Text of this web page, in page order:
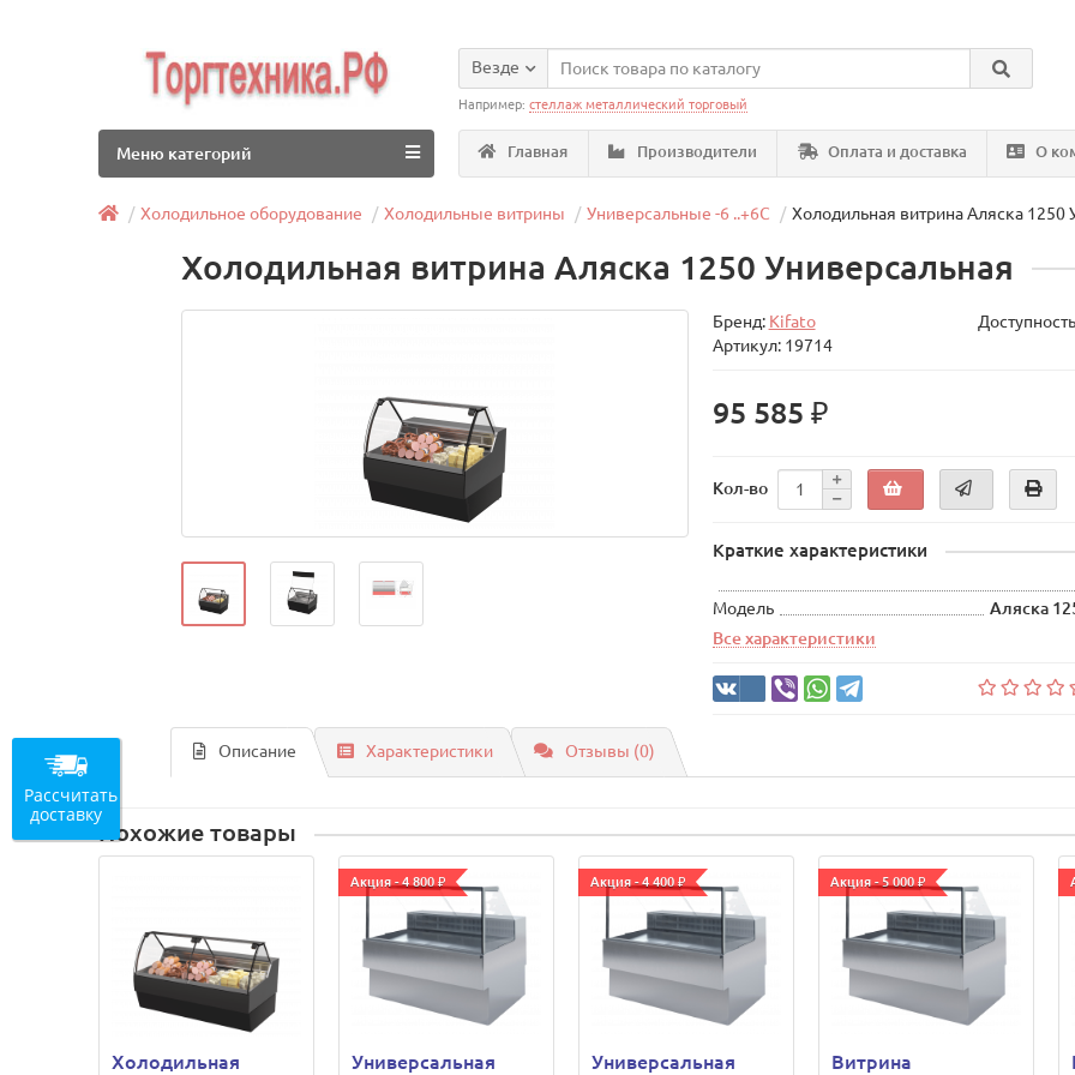
Везде
Например:стеллаж металлический торговый
Главная Производители Оплата и доставка О
Меню категорий
Холодильное оборудование Холодильные витрины Универсальные -6 ..+6C Холодильная витрина Аляска 1250
Холодильная витрина Аляска 1250 Универсальная
Бренд: Kifato
Артикул: 19714
95 585 ₽
Кол-во
Краткие характеристики
Модель
Аляска
Все характеристики
Описание Характеристики Отзывы (0)
Похожие товары
Холодильная
Акция - 4 800 ₽
Универсальная
Акция - 4 400 ₽
Универсальная
Акция - 5 000 ₽
Витрина
Рассчитать
доставку